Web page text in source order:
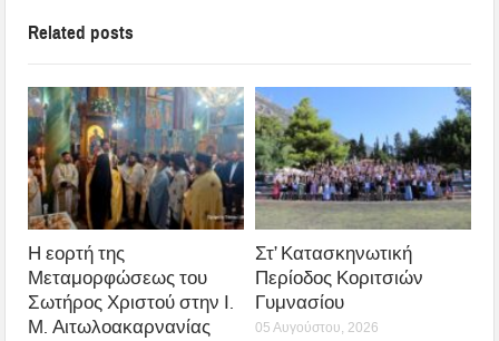
Related posts
Η εορτή της
Μεταμορφώσεως του
Σωτήρος Χριστού στην Ι.
Μ. Αιτωλοακαρνανίας
Στ’ Κατασκηνωτική
Περίοδος Κοριτσιών
Γυμνασίου
05 Αυγούστου, 2026